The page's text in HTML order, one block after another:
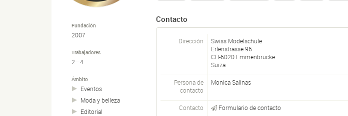
Fundación
2007
Trabajadores
2—4
Ámbito
Eventos
Moda y belleza
Editorial
Contacto
Dirección
Swiss Modelschule
Erlenstrasse 96
CH-6020 Emmenbrücke
Suiza
Persona de
contacto
Monica Salinas
Contacto Formulario de contacto